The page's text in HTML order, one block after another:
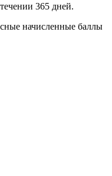
365 дней.
начисленные баллы